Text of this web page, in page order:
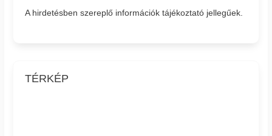
A hirdetésben szereplő információk tájékoztató jellegűek.
TÉRKÉP